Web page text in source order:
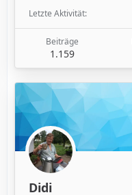
Letzte Aktivität
Beiträge
1.159
Didi